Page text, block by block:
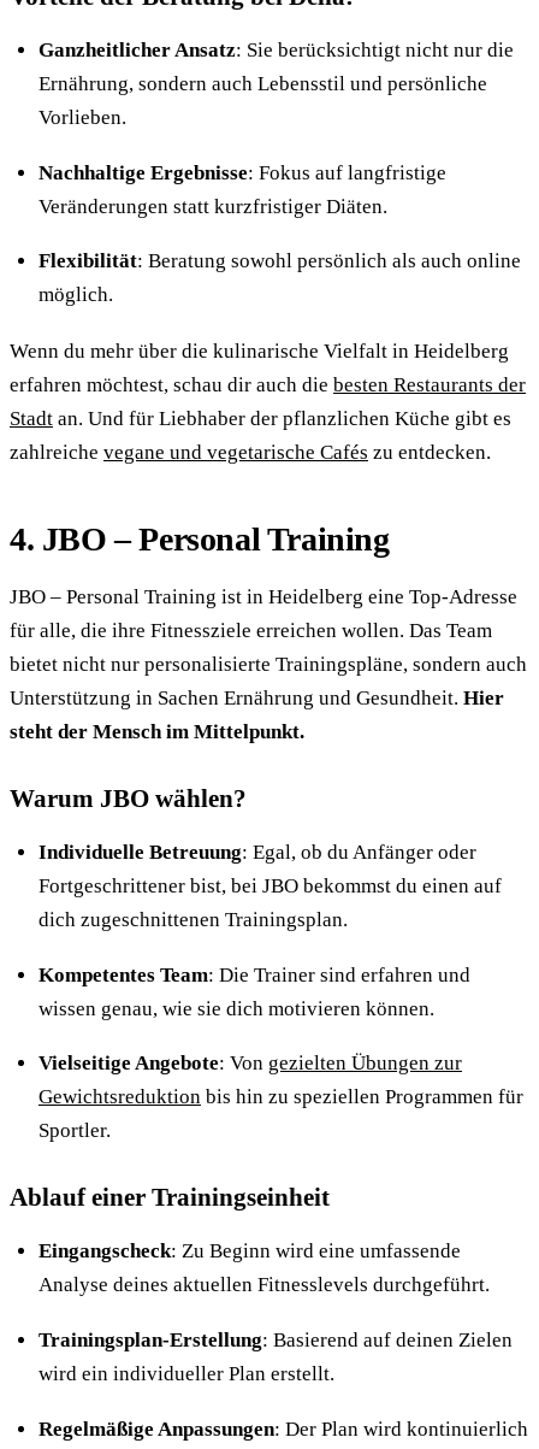
Ganzheitlicher Ansatz: Sie berücksichtigt nicht nur die
Ernährung, sondern auch Lebensstil und persönliche
Vorlieben.
Nachhaltige Ergebnisse: Fokus auf langfristige
Veränderungen statt kurzfristiger Diäten.
Flexibilität: Beratung sowohl persönlich als auch online
möglich.
Wenn du mehr über die kulinarische Vielfalt in Heidelberg
erfahren möchtest, schau dir auch die besten Restaurants der
Stadt an. Und für Liebhaber der pflanzlichen Küche gibt es
zahlreiche vegane und vegetarische Cafés zu entdecken.
4. JBO – Personal Training
JBO – Personal Training ist in Heidelberg eine Top-Adresse
für alle, die ihre Fitnessziele erreichen wollen. Das Team
bietet nicht nur personalisierte Trainingspläne, sondern auch
Unterstützung in Sachen Ernährung und Gesundheit. Hier
steht der Mensch im Mittelpunkt.
Warum JBO wählen?
Individuelle Betreuung: Egal, ob du Anfänger oder
Fortgeschrittener bist, bei JBO bekommst du einen auf
dich zugeschnittenen Trainingsplan.
Kompetentes Team: Die Trainer sind erfahren und
wissen genau, wie sie dich motivieren können.
Vielseitige Angebote: Von gezielten Übungen zur
Gewichtsreduktion bis hin zu speziellen Programmen für
Sportler.
Ablauf einer Trainingseinheit
Eingangscheck: Zu Beginn wird eine umfassende
Analyse deines aktuellen Fitnesslevels durchgeführt.
Trainingsplan-Erstellung: Basierend auf deinen Zielen
wird ein individueller Plan erstellt.
Regelmäßige Anpassungen: Der Plan wird kontinuierlich